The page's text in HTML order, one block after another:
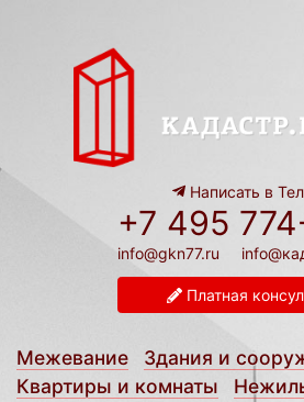
Написать в
+7 495
info@gkn77.ru
Платная
Межевание
Здания и
Квартиры и комнаты